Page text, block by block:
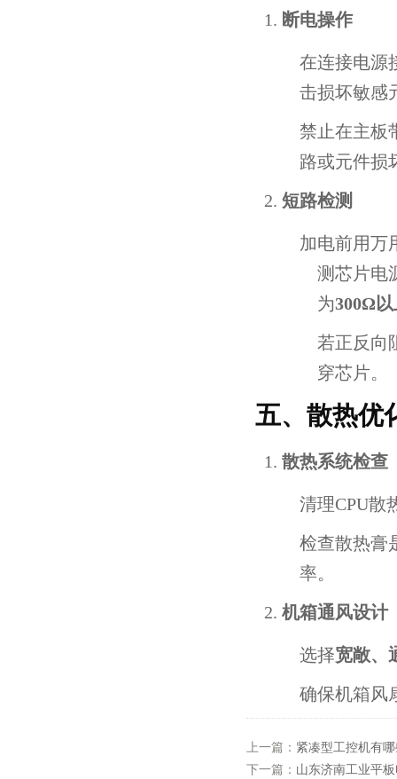
断电操作
在连接电源
击损坏敏感
禁止在主板
路或元件损
短路检测
加电前用万
测芯片电
为300Ω以
若正反向
穿芯片。
五、散热优
散热系统检查
清理CPU散
检查散热膏
率。
机箱通风设计
选择宽敞、
确保机箱风
上一篇： 紧凑型工控机有
下一篇： 山东济南工业平